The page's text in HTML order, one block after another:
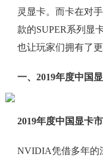
灵显卡。而卡在对
款的SUPER系列显
也让玩家们拥有了更
一、2019年度中国
2019年度中国显卡
NVIDIA凭借多年的